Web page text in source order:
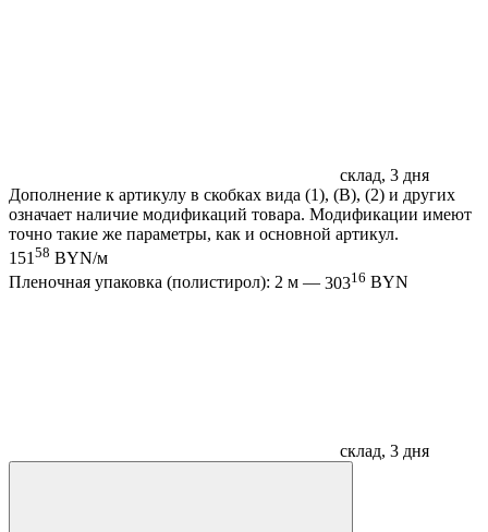
склад, 3 дня
Дополнение к артикулу в скобках вида (1), (B), (2) и других
означает наличие модификаций товара. Модификации имеют
точно такие же параметры, как и основной артикул.
151 58 BYN/м
Пленочная упаковка (полистирол): 2 м — 30316 BYN
склад, 3 дня